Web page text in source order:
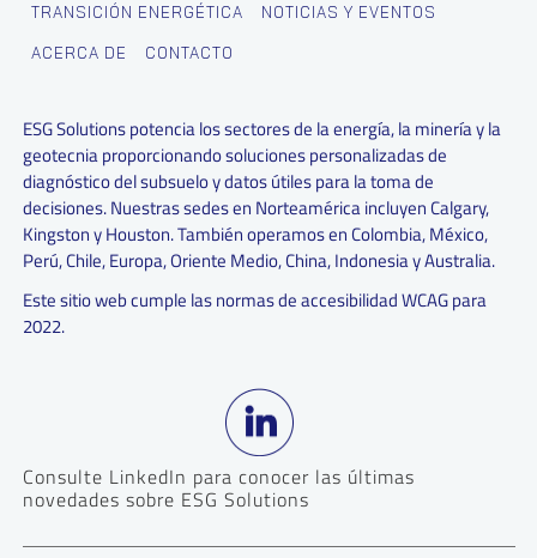
TRANSICIÓN ENERGÉTICA NOTICIAS Y EVENTOS
ACERCA DE CONTACTO
ESG Solutions potencia los sectores de la energía, la minería y la
geotecnia proporcionando soluciones personalizadas de
diagnóstico del subsuelo y datos útiles para la toma de
decisiones. Nuestras sedes en Norteamérica incluyen Calgary,
Kingston y Houston. También operamos en Colombia, México,
Perú, Chile, Europa, Oriente Medio, China, Indonesia y Australia.
Este sitio web cumple las normas de accesibilidad WCAG para
2022.
Consulte LinkedIn para conocer las últimas
novedades sobre ESG Solutions